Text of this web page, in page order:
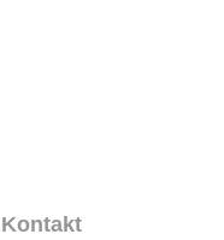
Kontakt